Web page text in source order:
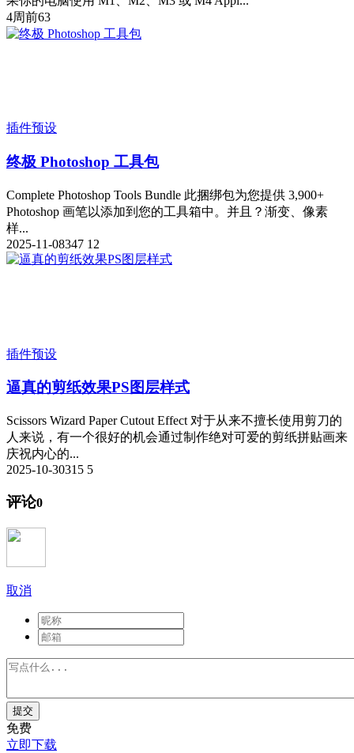
4周前63
插件预设
终极 Photoshop 工具包
Complete Photoshop Tools Bundle 此捆绑包为您提供 3,900+
Photoshop 画笔以添加到您的工具箱中。并且？渐变、像素
样...
2025-11-08347 12
插件预设
逼真的剪纸效果PS图层样式
Scissors Wizard Paper Cutout Effect 对于从来不擅长使用剪刀的
人来说，有一个很好的机会通过制作绝对可爱的剪纸拼贴画来
庆祝内心的...
2025-10-30315 5
评论0
取消
提交
免费
立即下载